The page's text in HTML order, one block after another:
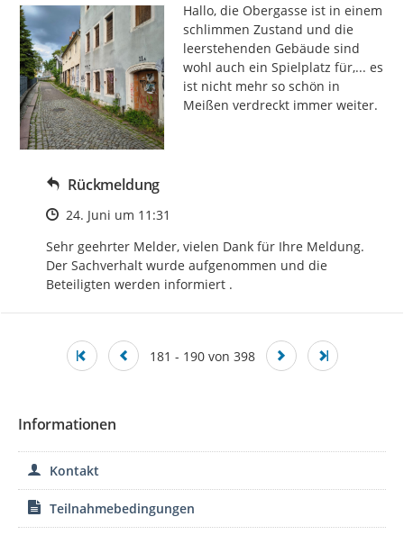
Hallo, die Obergasse ist in einem
schlimmen Zustand und die
leerstehenden Gebäude sind
wohl auch ein Spielplatz für,... es
ist nicht mehr so schön in
Meißen verdreckt immer weiter.
Rückmeldung
Zeitpunkt des Erstellens
24. Juni um 11:31
Sehr geehrter Melder, vielen Dank für Ihre Meldung.
Der Sachverhalt wurde aufgenommen und die
Beteiligten werden informiert .
181 - 190 von 398
Informationen
Kontakt
Teilnahmebedingungen